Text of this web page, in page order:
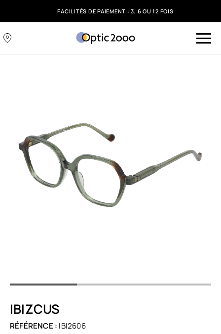
FACILITÉS DE PAIEMENT : 3, 6 OU 12 FOIS
IBIZCUS
RÉFÉRENCE : IBI2606